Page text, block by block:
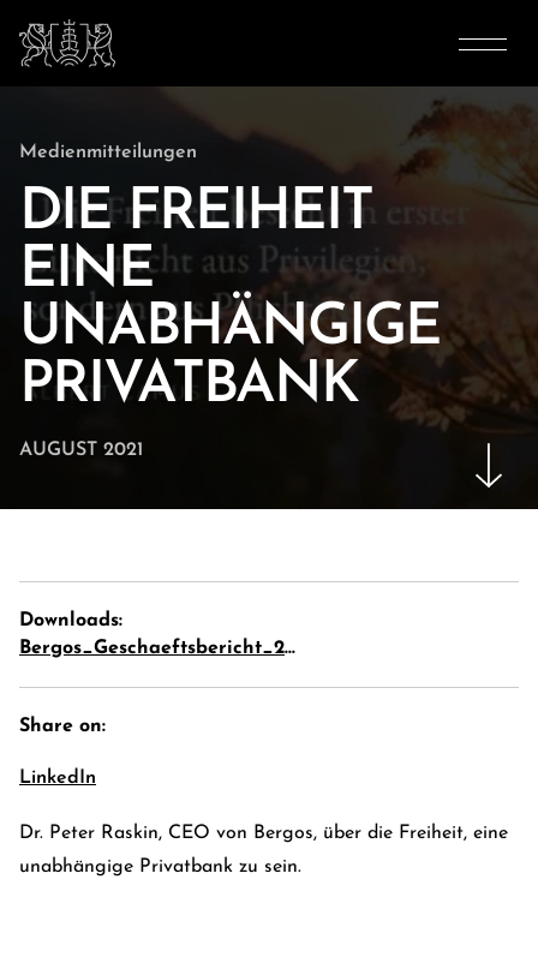
Medienmitteilungen
DIE FREIHEIT
EINE
UNABHÄNGIGE
PRIVATBANK
AUGUST 2021
Dr. Peter Raskin, CEO von Bergos, über die Freiheit, eine
unabhängige Privatbank zu sein.
Downloads:
Bergos_Geschaeftsbericht_2020_RASKIN-Aufsatz
Share on:
LinkedIn